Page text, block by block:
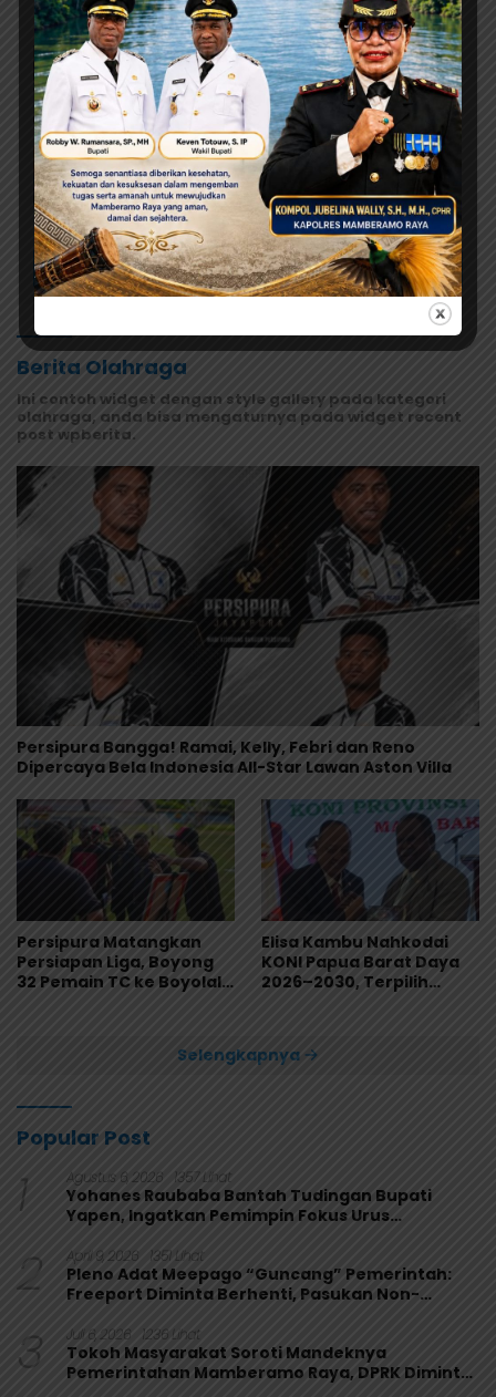
Disetop Sementara dan Dievaluasi Total
Agustus 6, 2026
Kasus Keracunan MBG di Depapre
Tembus 527 Korban, Dinkes Papua
Pastikan Tak Ada Pasien Kritis
Agustus 6, 2026
Terima Pokok Pikiran MRP, Tonny
Tesar Janji Kawal Kepastian
Anggaran Lembaga
Selengkapnya
Berita Olahraga
Ini contoh widget dengan style gallery pada kategori
olahraga, anda bisa mengaturnya pada widget recent
post wpberita.
Persipura Bangga! Ramai, Kelly, Febri dan Reno
Dipercaya Bela Indonesia All-Star Lawan Aston Villa
Persipura Matangkan
Persiapan Liga, Boyong
32 Pemain TC ke Boyolali
Elisa Kambu Nahkodai
KONI Papua Barat Daya
2026–2030, Terpilih
Selengkapnya
Popular Post
1 Agustus 6, 2026 1357 Lihat
Yohanes Raubaba Bantah Tudingan Bupati
Yapen, Ingatkan Pemimpin Fokus Urus
2 April 9, 2026 1351 Lihat
Pleno Adat Meepago “Guncang” Pemerintah:
Freeport Diminta Berhenti, Pasukan Non-
3 Juli 6, 2026 1236 Lihat
Tokoh Masyarakat Soroti Mandeknya
Pemerintahan Mamberamo Raya, DPRK Diminta